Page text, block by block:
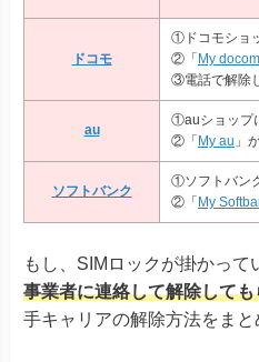
その他
Libero Flip
Libero 5G IV
Libero 5G III
Libero 5G II
ドコモ
①ドコモショ
②「My
③電話で解除
au
①auショップ
②「My au 」
ソフトバンク
①ソフトバン
②「My
もし、SIMロックが掛かって
事業者に連絡して解除して
手キャリアの解除方法をまと